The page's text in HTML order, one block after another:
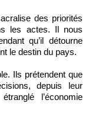
des priorités
les actes. Il nous
qu’il détourne
le destin du pays.
Ils prétendent que
depuis leur
l’économie